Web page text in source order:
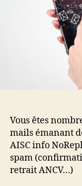
Vous êtes
mails émanant
AISC info
spam
retrait ANCV…)